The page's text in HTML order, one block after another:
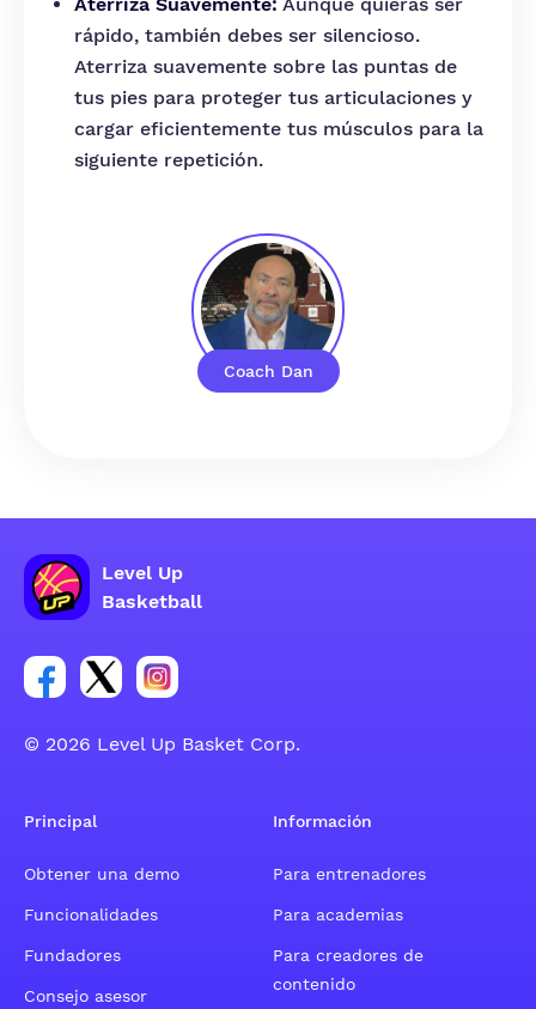
Coach Dan
rápido, también debes ser silencioso.
Aterriza suavemente sobre las puntas de
tus pies para proteger tus articulaciones y
cargar eficientemente tus músculos para la
siguiente repetición.
Level Up
Basketball
Enlace para el grupo social de la cuenta de Facebook
Enlace para el grupo social de la cuenta de
Enlace para el grupo social de la cuenta
© 2026 Level Up Basket Corp.
Principal
Obtener una demo
Funcionalidades
Fundadores
Consejo asesor
Información
Para entrenadores
Para academias
Para creadores de
contenido